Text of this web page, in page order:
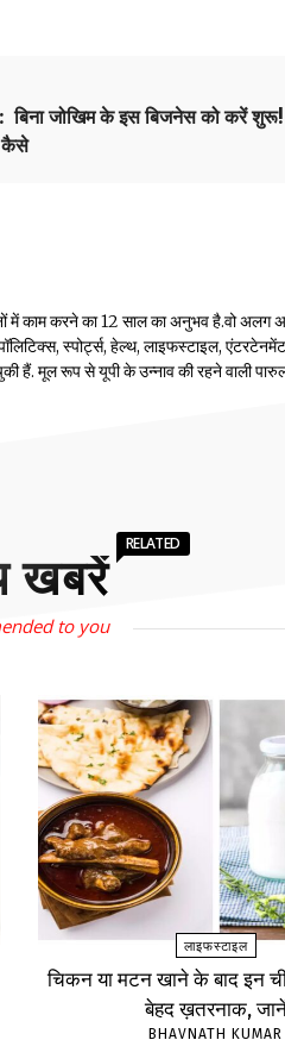
जोखिम के इस बिजनेस को करें शुरू!
कैसे
में काम करने का 12 साल का अनुभव है.वो अलग
स्पोर्ट्स, हेल्थ, लाइफस्टाइल, एंटरटेनमेंट
हैं. मूल रूप से यूपी के उन्नाव की रहने वाली
खबरें
RELATED
to you
लाइफस्टाइल
चिकन या मटन खाने के बाद इन
बेहद ख़तरनाक,
BHAVNATH KUMAR